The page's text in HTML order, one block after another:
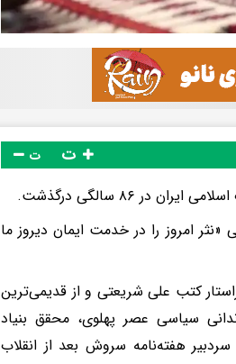
ت
۸۶ سالگی درگذشت.
امروز را در خدمت ایمان دیروز ما
از دوستان دکتر علی شریعتی بود. او متولد ١٣١٩، ویراستار کتب علی شریعتی و از قدیمی‌ترین
ویراستار نشریات حسینیه ارشاد در دهه ١٣٥٠، زندانی سیاسی عصر پهلوی، محقق بنیاد
هفته‌نامه سروش بعد از انقلاب